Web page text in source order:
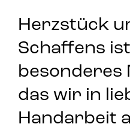
Herzstück
Schaffens
besonderes
das wir in
Handarbeit